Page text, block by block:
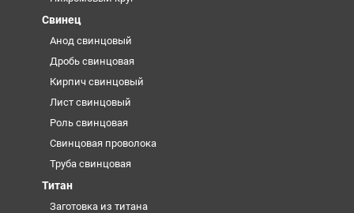
Свинец
Анод свинцовый
Дробь свинцовая
Кирпич свинцовый
Лист свинцовый
Роль свинцовая
Свинцовая проволока
Труба свинцовая
Титан
Заготовка из титана